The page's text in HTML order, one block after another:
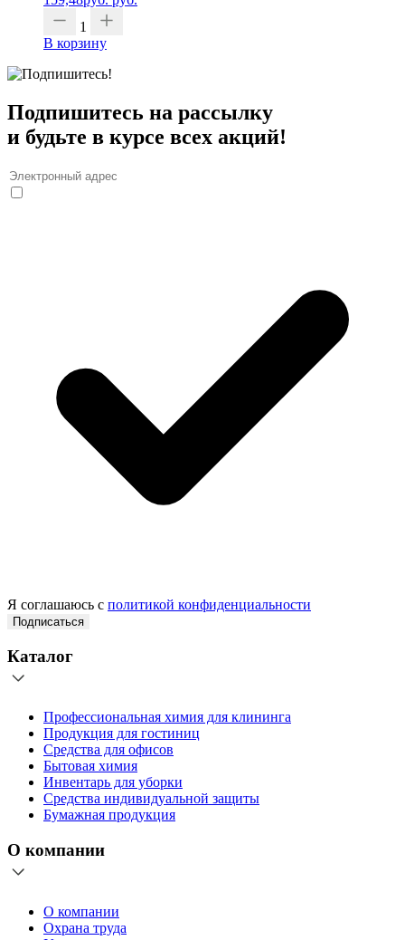
1
В корзину
Подпишитесь на рассылку
и будьте в курсе всех акций!
Я соглашаюсь с политикой конфиденциальности
Подписаться
Каталог
Профессиональная химия для клининга
Продукция для гостиниц
Средства для офисов
Бытовая химия
Инвентарь для уборки
Средства индивидуальной защиты
Бумажная продукция
О компании
О компании
Охрана труда